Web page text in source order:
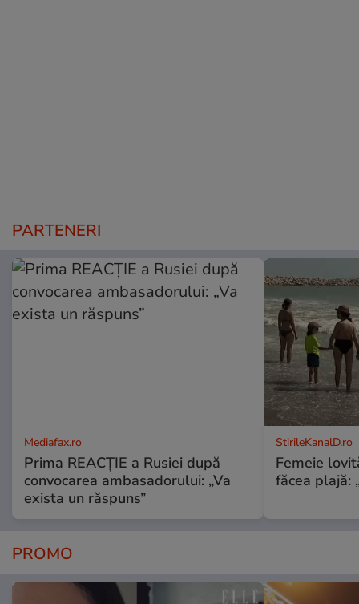
PARTENERI
Mediafax.ro
Prima REACȚIE a Rusiei după
convocarea ambasadorului: „Va
exista un răspuns”
StirileKanalD.ro
Femeie
făcea plajă:
PROMO